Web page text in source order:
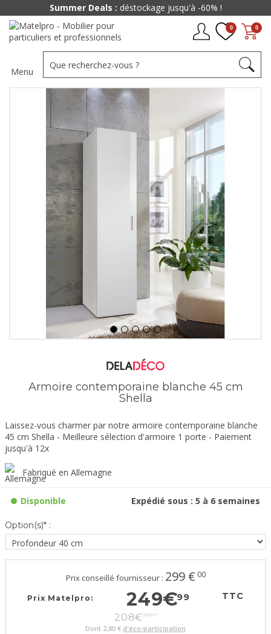
0
0
Menu
Armoire contemporaine blanche 45 cm
Shella
Laissez-vous charmer par notre armoire contemporaine blanche
45 cm Shella - Meilleure sélection d'armoire 1 porte - Paiement
jusqu'à 12x
Fabriqué en Allemagne
Disponible Expédié sous : 5 à 6 semaines
Option(s)* :
Prix conseillé fournisseur : 299 € 00
Prix Matelpro: 249€99 TTC
208€33 HT
Dont 2,80 € d'éco-participation
Summer Deals : déstockage jusqu'à -60% !